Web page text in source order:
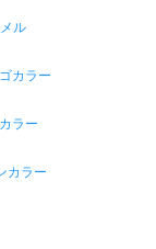
ル
カラー
ラー
カラー